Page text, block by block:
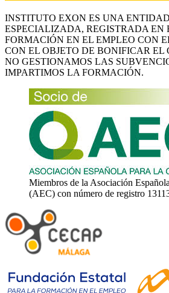
INSTITUTO EXON ES UNA
ESPECIALIZADA, REGISTRADA EN
FORMACIÓN EN EL EMPLEO CON
CON EL OBJETO DE BONIFICAR EL
NO GESTIONAMOS LAS
IMPARTIMOS LA FORMACIÓN.
Miembros de la Asociación
(AEC) con número de registro